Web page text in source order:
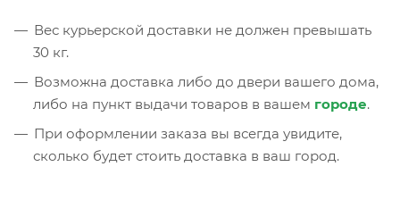
Вес курьерской доставки не должен превышать
30 кг.
Возможна доставка либо до двери вашего дома,
либо на пункт выдачи товаров в вашем городе.
При оформлении заказа вы всегда увидите,
сколько будет стоить доставка в ваш город.